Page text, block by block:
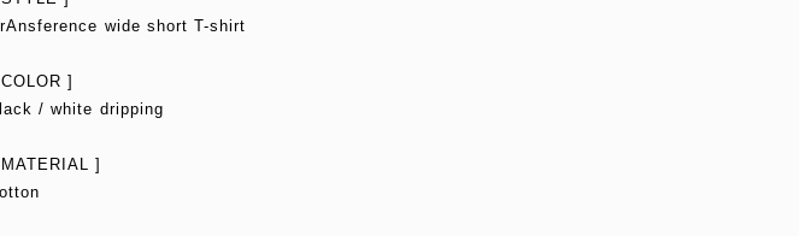
wide short T-shirt
]
/ white dripping
]